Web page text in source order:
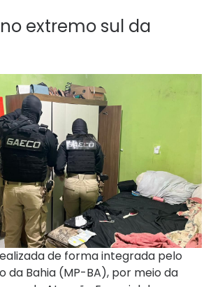
extremo sul da
de forma integrada pelo
da Bahia (MP-BA), por meio da